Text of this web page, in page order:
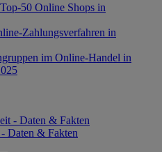
50 Online Shops in
Zahlungsverfahren in
im Online-Handel in
- Daten & Fakten
Daten & Fakten